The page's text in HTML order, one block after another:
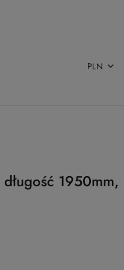
PLN
1950mm,